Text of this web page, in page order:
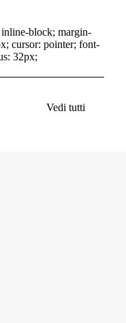
block; margin-
cursor: pointer; font-
32px;
Vedi tutti